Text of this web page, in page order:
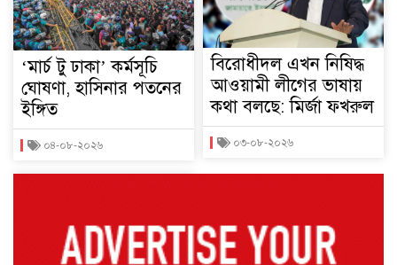
‘মার্চ টু ঢাকা’ কর্মসূচি
ঘোষণা, হাসিনার পতনের
ইঙ্গিত
০৪-০৮-২০২৬
বিরোধীদল এখন নিষিদ্ধ
আওয়ামী লীগের ভাষায়
কথা বলছে: মির্জা ফখরুল
০৩-০৮-২০২৬